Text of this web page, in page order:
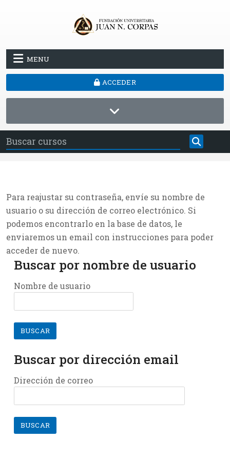
MENU
ACCEDER
Para reajustar su contraseña, envíe su nombre de
usuario o su dirección de correo electrónico. Si
podemos encontrarlo en la base de datos, le
enviaremos un email con instrucciones para poder
acceder de nuevo.
Buscar por nombre de usuario
Buscar por nombre de usuario
Nombre de usuario
Buscar por dirección email
Buscar por dirección email
Dirección de correo